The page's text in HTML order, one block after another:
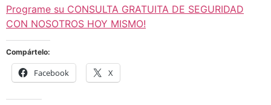
Programe su CONSULTA GRATUITA DE SEGURIDAD
CON NOSOTROS HOY MISMO!
Compártelo:
Facebook X